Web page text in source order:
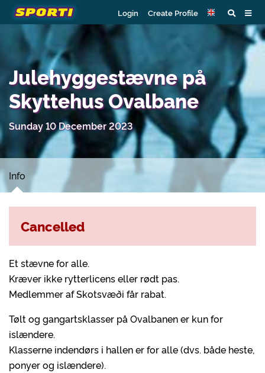
Login Create Profile
Julehyggestævne på
Skyttehus Ovalbane
Sunday 10 December 2023
Info
Et stævne for alle.
Kræver ikke rytterlicens eller rødt pas.
Medlemmer af Skotsvæði får rabat.
Tølt og gangartsklasser på Ovalbanen er kun for
islændere.
Klasserne indendørs i hallen er for alle (dvs. både heste,
ponyer og islændere).
Cancelled